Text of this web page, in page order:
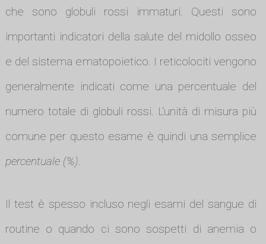
che sono globuli rossi immaturi. Questi sono
importanti indicatori della salute del midollo osseo
e del sistema ematopoietico. I reticolociti vengono
generalmente indicati come una percentuale del
numero totale di globuli rossi. L'unità di misura più
comune per questo esame è quindi una semplice
percentuale (%).
Il test è spesso incluso negli esami del sangue di
routine o quando ci sono sospetti di anemia o